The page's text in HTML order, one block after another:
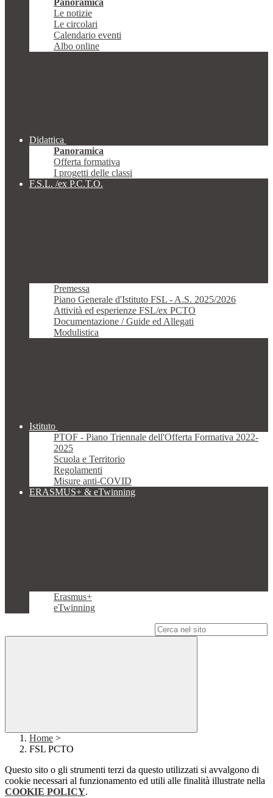
Panoramica
Le notizie
Le circolari
Calendario eventi
Albo online
Didattica
Panoramica
Offerta formativa
I progetti delle classi
F.S.L. /ex P.C.T.O.
Premessa
Piano Generale d'Istituto FSL - A.S. 2025/2026
Attività ed esperienze FSL/ex PCTO
Documentazione / Guide ed Allegati
Modulistica
Istituto
PTOF - Piano Triennale dell'Offerta Formativa 2022-
2025
Scuola e Territorio
Regolamenti
Misure anti-COVID
ERASMUS+ & eTwinning
Erasmus+
eTwinning
Home >
FSL PCTO
Questo sito o gli strumenti terzi da questo utilizzati si avvalgono di
cookie necessari al funzionamento ed utili alle finalità illustrate nella
COOKIE POLICY.